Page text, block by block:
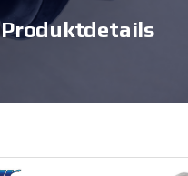
Produktdetails